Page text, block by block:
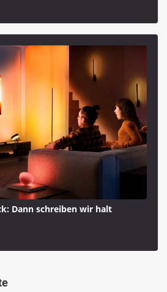
Dann schreiben wir halt